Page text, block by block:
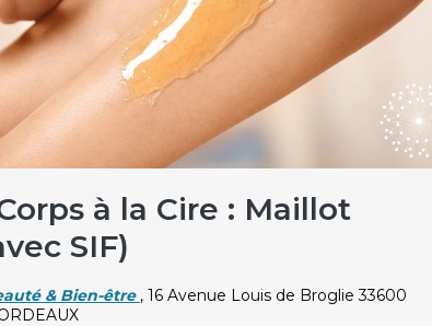
à la Cire : Maillot
SIF)
& Bien-être , 16 Avenue Louis de Broglie 33600